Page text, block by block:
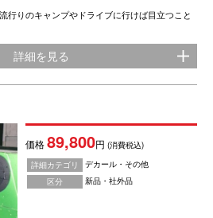
行りのキャンプやドライブに行けば目立つこと
詳細を見る
価格89,800円(消費税込)
詳細カテゴリ
デカール・その他
区分
新品・社外品